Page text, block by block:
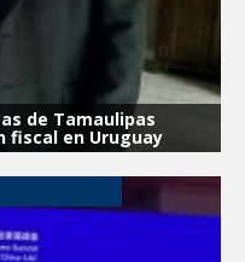
de Tamaulipas
fiscal en Uruguay